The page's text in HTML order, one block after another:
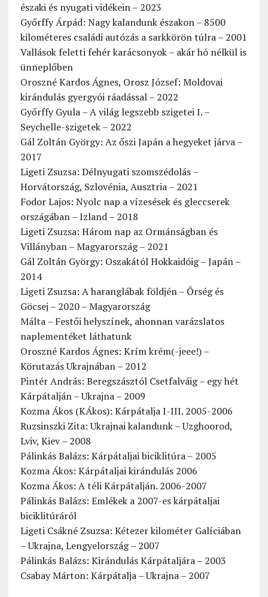
északi és nyugati vidékein – 2023
Győrffy Árpád: Nagy kalandunk északon – 8500
kilométeres családi autózás a sarkkörön túlra – 2001
Vallások feletti fehér karácsonyok – akár hó nélkül is
ünneplőben
Oroszné Kardos Ágnes, Orosz József: Moldovai
kirándulás gyergyói ráadással – 2022
Győrffy Gyula – A világ legszebb szigetei I. –
Seychelle-szigetek – 2022
Gál Zoltán György: Az őszi Japán a hegyeket járva –
2017
Ligeti Zsuzsa: Délnyugati szomszédolás –
Horvátország, Szlovénia, Ausztria – 2021
Fodor Lajos: Nyolc nap a vízesések és gleccserek
országában – Izland – 2018
Ligeti Zsuzsa: Három nap az Ormánságban és
Villányban – Magyarország – 2021
Gál Zoltán György: Oszakától Hokkaidóig – Japán –
2014
Ligeti Zsuzsa: A haranglábak földjén – Őrség és
Göcsej – 2020 – Magyarország
Málta – Festői helyszínek, ahonnan varázslatos
naplementéket láthatunk
Oroszné Kardos Ágnes: Krím krém(-jeee!) –
Körutazás Ukrajnában – 2012
Pintér András: Beregszásztól Csetfalváig – egy hét
Kárpátalján – Ukrajna – 2009
Kozma Ákos (KÁkos): Kárpátalja I-III. 2005-2006
Ruzsinszki Zita: Ukrajnai kalandunk – Uzghoorod,
Lviv, Kiev – 2008
Pálinkás Balázs: Kárpátaljai biciklitúra – 2005
Kozma Ákos: Kárpátaljai kirándulás 2006
Kozma Ákos: A téli Kárpátalján. 2006-2007
Pálinkás Balázs: Emlékek a 2007-es kárpátaljai
biciklitúráról
Ligeti Csákné Zsuzsa: Kétezer kilométer Galíciában
– Ukrajna, Lengyelország – 2007
Pálinkás Balázs: Kirándulás Kárpátaljára – 2003
Csabay Márton: Kárpátalja – Ukrajna – 2007